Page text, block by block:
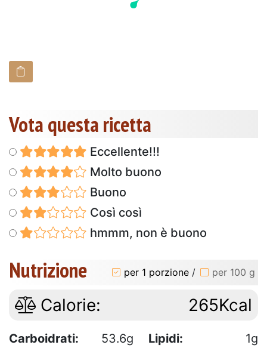
Vota questa ricetta
Eccellente!!!
Molto buono
Buono
Così così
hmmm, non è buono
Nutrizione per 1 porzione / per 100 g
Calorie: 265Kcal
Carboidrati: 53.6g Lipidi:
1g